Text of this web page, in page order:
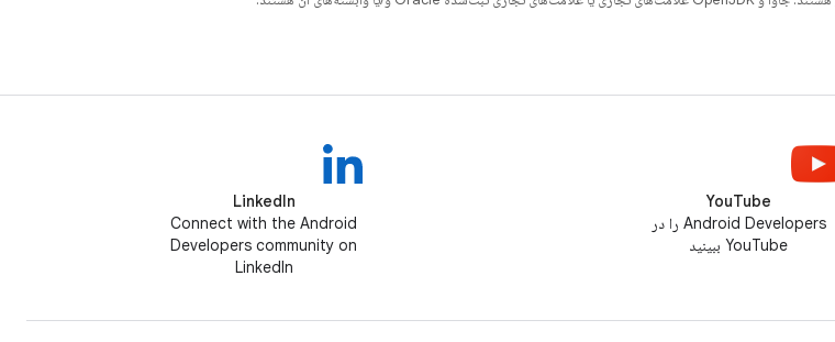
YouTube
Android Developers را در
YouTube ببینید
LinkedIn
Connect with the Android
Developers community on
LinkedIn